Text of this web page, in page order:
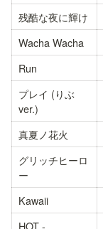
残酷な夜に輝け
Wacha Wacha
Run
プレイ (りぶ
ver.)
真夏ノ花火
グリッチヒーロ
ー
Kawaii
HOT -